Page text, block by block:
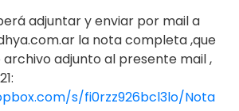
adjuntar y enviar por mail a
la nota completa ,que
adjunto al presente mail ,
s/fi0rzz926bcl3lo/Nota